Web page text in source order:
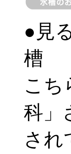
●見
槽
こち
科」
され